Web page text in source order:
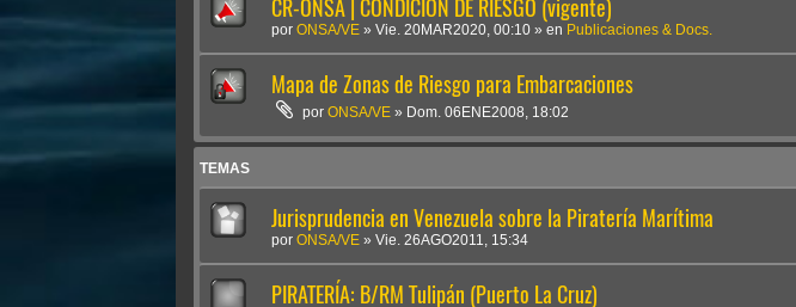
CR-ONSA | CONDICIÓN DE RIESGO (vigente)
por ONSA/VE » Vie. 20MAR2020, 00:10 » en Publicaciones & Docs.
Mapa de Zonas de Riesgo para Embarcaciones
porONSA/VE » Dom. 06ENE2008, 18:02
TEMAS
Jurisprudencia en Venezuela sobre la Piratería Marítima
por ONSA/VE » Vie. 26AGO2011, 15:34
PIRATERÍA: B/RM Tulipán (Puerto La Cruz)